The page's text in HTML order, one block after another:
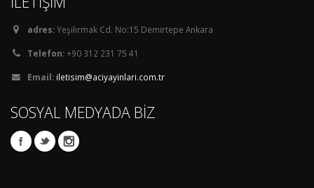
adres:Yeşilırmak Cd. No:15 Demirtepe Ankara
Telefon:+90 312 231 75 41
Email: iletisim@aciyayinlari.com.tr
SOSYAL MEDYADA BİZ